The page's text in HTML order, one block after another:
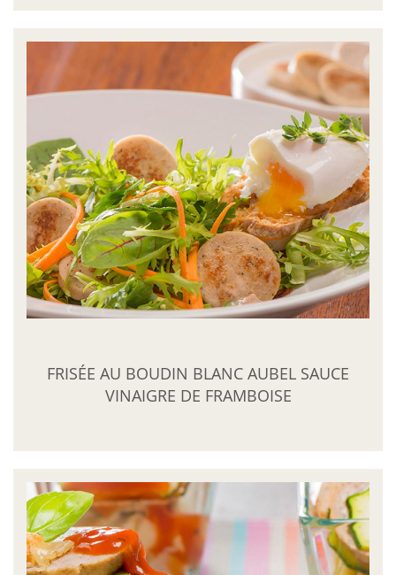
FRISÉE AU BOUDIN BLANC AUBEL SAUCE
VINAIGRE DE FRAMBOISE